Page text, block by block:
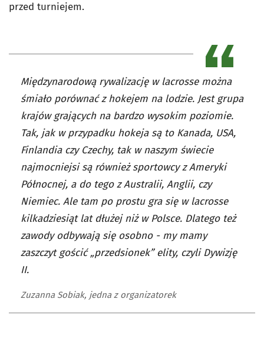
przed turniejem.
Międzynarodową rywalizację w lacrosse można
śmiało porównać z hokejem na lodzie. Jest grupa
krajów grających na bardzo wysokim poziomie.
Tak, jak w przypadku hokeja są to Kanada, USA,
Finlandia czy Czechy, tak w naszym świecie
najmocniejsi są również sportowcy z Ameryki
Północnej, a do tego z Australii, Anglii, czy
Niemiec. Ale tam po prostu gra się w lacrosse
kilkadziesiąt lat dłużej niż w Polsce. Dlatego też
zawody odbywają się osobno - my mamy
zaszczyt gościć „przedsionek” elity, czyli Dywizję
II.
Zuzanna Sobiak, jedna z organizatorek